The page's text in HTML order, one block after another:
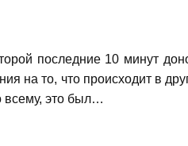
последние 10 минут
на то, что происходит в
всему, это был…